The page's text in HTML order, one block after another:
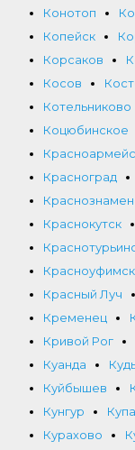
Конотоп
Копейск
Корсаков
Косов
Котельниково
Коцюбинское
Красноград
Краснокутск
Красноуфимск
Красный Луч
Кременец
Кривой Рог
Куанда
Куйбышев
Кунгур
Курахово